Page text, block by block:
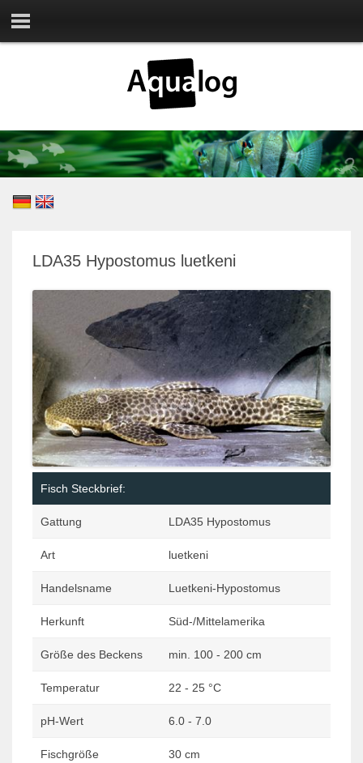
LDA35 Hypostomus luetkeni
Fisch Steckbrief:
Gattung LDA35 Hypostomus
Art luetkeni
Handelsname Luetkeni-Hypostomus
Herkunft Süd-/Mittelamerika
Größe des Beckens min. 100 - 200 cm
Temperatur 22 - 25 °C
pH-Wert 6.0 - 7.0
Fischgröße 30 cm